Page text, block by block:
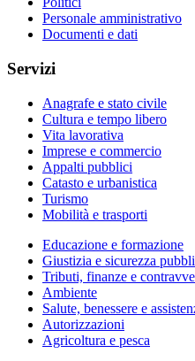
Personale amministrativo
Documenti e dati
Servizi
Anagrafe e stato civile
Cultura e tempo libero
Vita lavorativa
Imprese e commercio
Appalti pubblici
Catasto e urbanistica
Turismo
Mobilità e trasporti
Educazione e formazione
Giustizia e sicurezza
Tributi, finanze e
Ambiente
Salute, benessere e
Autorizzazioni
Agricoltura e pesca